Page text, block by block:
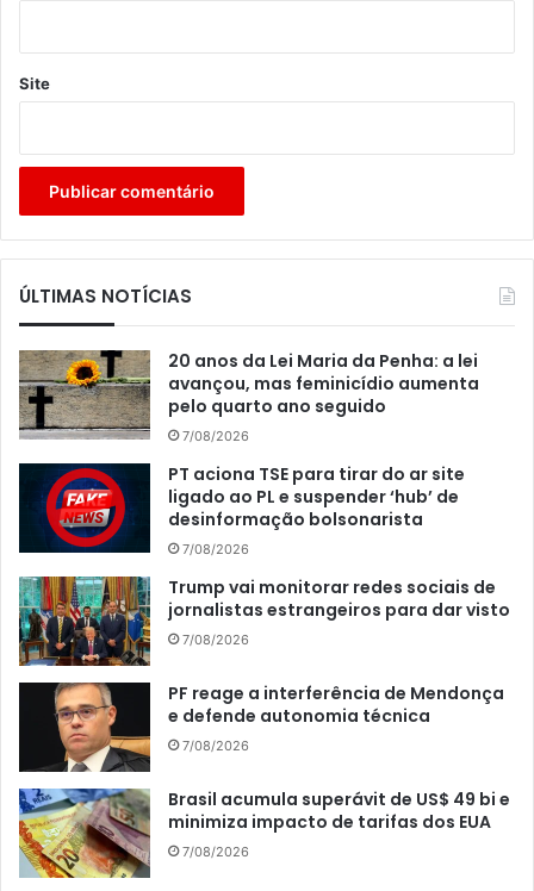
Site
ÚLTIMAS NOTÍCIAS
20 anos da Lei Maria da Penha: a lei
avançou, mas feminicídio aumenta
pelo quarto ano seguido
7/08/2026
PT aciona TSE para tirar do ar site
ligado ao PL e suspender ‘hub’ de
desinformação bolsonarista
7/08/2026
Trump vai monitorar redes sociais de
jornalistas estrangeiros para dar visto
7/08/2026
PF reage a interferência de Mendonça
e defende autonomia técnica
7/08/2026
Brasil acumula superávit de US$ 49 bi e
minimiza impacto de tarifas dos EUA
7/08/2026